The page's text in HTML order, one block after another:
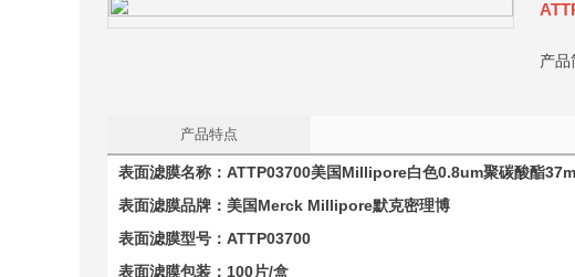
产品
产品特点
表面滤膜名称： ATTP03700美国Millipore白色0.8um聚碳酸酯
表面滤膜品牌：美国Merck Millipore默克密理博
表面滤膜型号： ATTP03700
表面滤膜包装：100片/盒